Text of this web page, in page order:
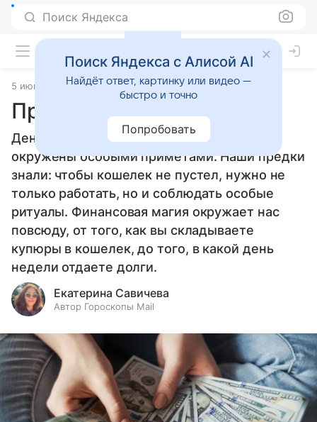
Поиск Яндекса
5 июня 2026 Источник:Гороскопы Mail Приметы
Приметы о деньгах
Деньги любят счет, и давным-давно
окружены особыми приметами. Наши предки
знали: чтобы кошелек не пустел, нужно не
только работать, но и соблюдать особые
ритуалы. Финансовая магия окружает нас
повсюду, от того, как вы складываете
купюры в кошелек, до того, в какой день
недели отдаете долги.
Екатерина Савичева
Автор Гороскопы Mail
Поиск Яндекса с Алисой AI
Найдёт ответ, картинку или видео —
быстро и точно
Попробовать